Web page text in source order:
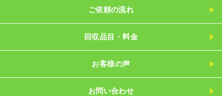
ご依頼の流れ
回収品目・料金
お客様の声
お問い合わせ